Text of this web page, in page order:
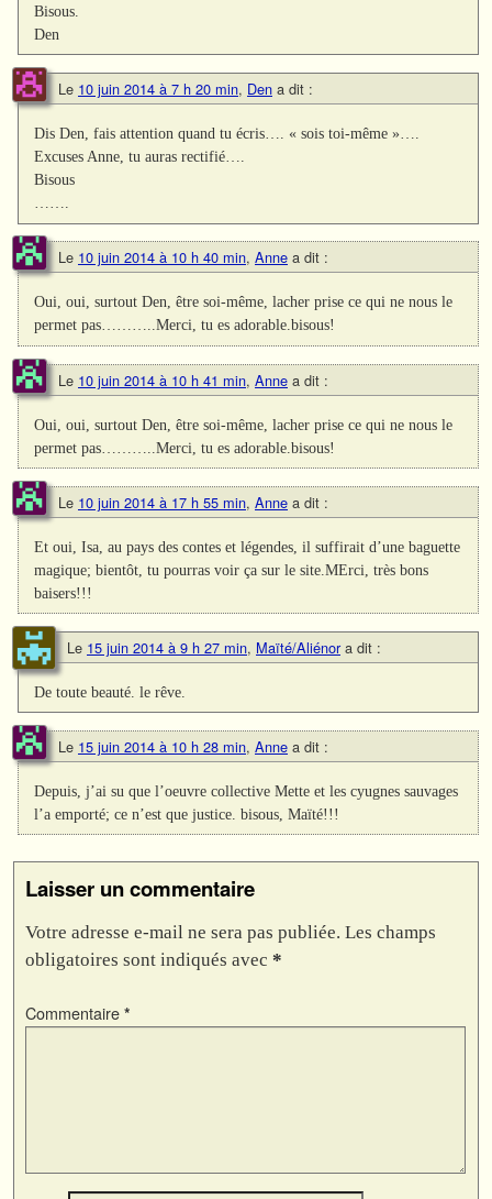
Bisous.
Den
Le 10 juin 2014 à 7 h 20 min, Den a dit :
Dis Den, fais attention quand tu écris…. « sois toi-même »….
Excuses Anne, tu auras rectifié….
Bisous
…….
Le 10 juin 2014 à 10 h 40 min, Anne a dit :
Oui, oui, surtout Den, être soi-même, lacher prise ce qui ne nous le
permet pas………..Merci, tu es adorable.bisous!
Le 10 juin 2014 à 10 h 41 min, Anne a dit :
Oui, oui, surtout Den, être soi-même, lacher prise ce qui ne nous le
permet pas………..Merci, tu es adorable.bisous!
Le 10 juin 2014 à 17 h 55 min, Anne a dit :
Et oui, Isa, au pays des contes et légendes, il suffirait d’une baguette
magique; bientôt, tu pourras voir ça sur le site.MErci, très bons
baisers!!!
Le 15 juin 2014 à 9 h 27 min, Maïté/Aliénor a dit :
De toute beauté. le rêve.
Le 15 juin 2014 à 10 h 28 min, Anne a dit :
Depuis, j’ai su que l’oeuvre collective Mette et les cyugnes sauvages
l’a emporté; ce n’est que justice. bisous, Maïté!!!
Laisser un commentaire
Votre adresse e-mail ne sera pas publiée. Les champs
obligatoires sont indiqués avec *
Commentaire *